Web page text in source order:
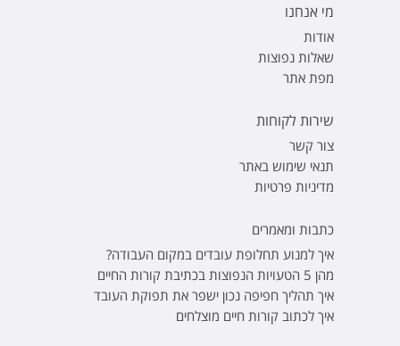
מי אנחנו
אודות
שאלות נפוצות
מפת אתר
שירות לקוחות
צור קשר
תנאי שימוש באתר
מדיניות פרטיות
כתבות ומאמרים
איך למנוע תחלופת עובדים במקום העבודה?
מהן 5 הטעויות הנפוצות בכתיבת קורות החיים
איך תהליך חפיפה נכון ישפר את תפוקת העובד
איך לכתוב קורות חיים מוצלחים